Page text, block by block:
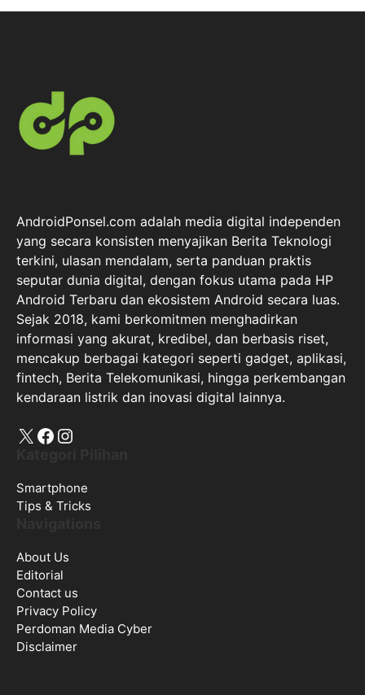
AndroidPonsel.com adalah media digital independen
yang secara konsisten menyajikan Berita Teknologi
terkini, ulasan mendalam, serta panduan praktis
seputar dunia digital, dengan fokus utama pada HP
Android Terbaru dan ekosistem Android secara luas.
Sejak 2018, kami berkomitmen menghadirkan
informasi yang akurat, kredibel, dan berbasis riset,
mencakup berbagai kategori seperti gadget, aplikasi,
fintech, Berita Telekomunikasi, hingga perkembangan
kendaraan listrik dan inovasi digital lainnya.
X Facebook
Instagram
Smartphone
Tips & Tricks
About Us
Editorial
Contact us
Privacy Policy
Perdoman Media Cyber
Disclaimer